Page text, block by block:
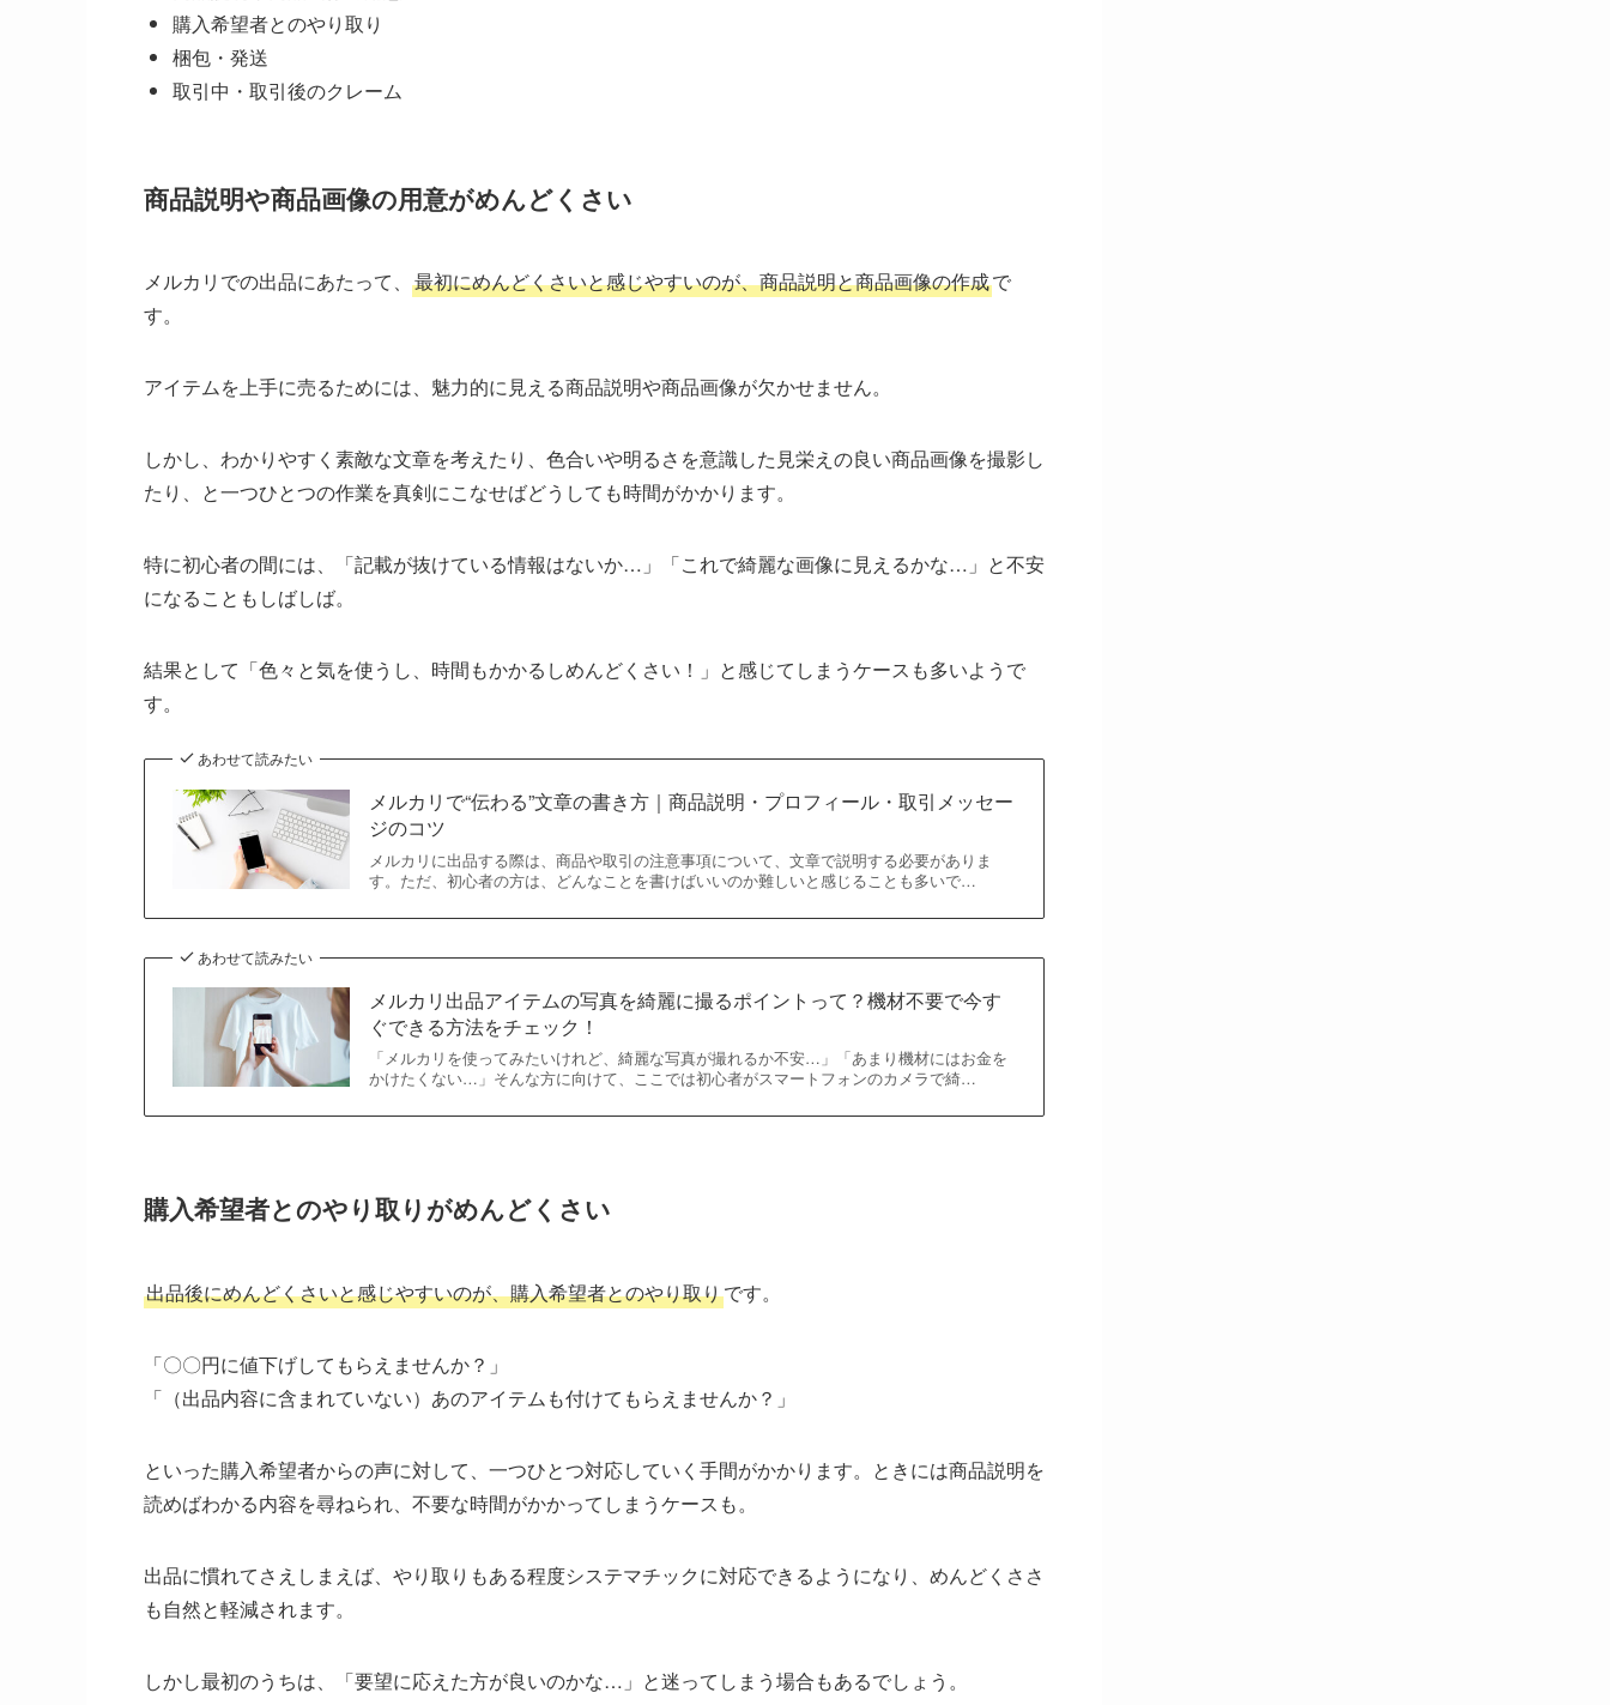
購入希望者とのやり取り
梱包・発送
取引中・取引後のクレーム
商品説明や商品画像の用意がめんどくさい
メルカリでの出品にあたって、 最初にめんどくさいと感じやすいのが、商品説明と商品画像の作成で
す。
アイテムを上手に売るためには、魅力的に見える商品説明や商品画像が欠かせません。
しかし、わかりやすく素敵な文章を考えたり、色合いや明るさを意識した見栄えの良い商品画像を撮影し
たり、と一つひとつの作業を真剣にこなせばどうしても時間がかかります。
特に初心者の間には、「記載が抜けている情報はないか…」「これで綺麗な画像に見えるかな…」と不安
になることもしばしば。
結果として「色々と気を使うし、時間もかかるしめんどくさい！」と感じてしまうケースも多いようで
す。
あわせて読みたい
メルカリで“伝わる”文章の書き方｜商品説明・プロフィール・取引メッセー
ジのコツ
メルカリに出品する際は、商品や取引の注意事項について、文章で説明する必要がありま
す。ただ、初心者の方は、どんなことを書けばいいのか難しいと感じることも多いで…
あわせて読みたい
メルカリ出品アイテムの写真を綺麗に撮るポイントって？機材不要で今す
ぐできる方法をチェック！
「メルカリを使ってみたいけれど、綺麗な写真が撮れるか不安…」「あまり機材にはお金を
かけたくない…」そんな方に向けて、ここでは初心者がスマートフォンのカメラで綺…
購入希望者とのやり取りがめんどくさい
出品後にめんどくさいと感じやすいのが、購入希望者とのやり取りです。
「〇〇円に値下げしてもらえませんか？」
「（出品内容に含まれていない）あのアイテムも付けてもらえませんか？」
といった購入希望者からの声に対して、一つひとつ対応していく手間がかかります。ときには商品説明を
読めばわかる内容を尋ねられ、不要な時間がかかってしまうケースも。
出品に慣れてさえしまえば、やり取りもある程度システマチックに対応できるようになり、めんどくささ
も自然と軽減されます。
しかし最初のうちは、「要望に応えた方が良いのかな…」と迷ってしまう場合もあるでしょう。